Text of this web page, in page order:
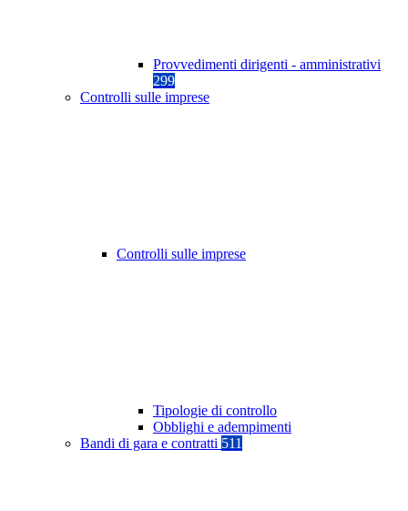
Provvedimenti dirigenti - amministrativi
299
Controlli sulle imprese
Controlli sulle imprese
Tipologie di controllo
Obblighi e adempimenti
Bandi di gara e contratti 511